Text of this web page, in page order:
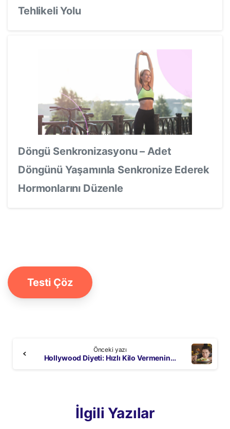
Tehlikeli Yolu
Döngü Senkronizasyonu – Adet
Döngünü Yaşamınla Senkronize Ederek
Hormonlarını Düzenle
Testi Çöz
Reading
Önceki yazı
Hollywood Diyeti: Hızlı Kilo Vermenin Tehlikeli Yolu
İlgili Yazılar